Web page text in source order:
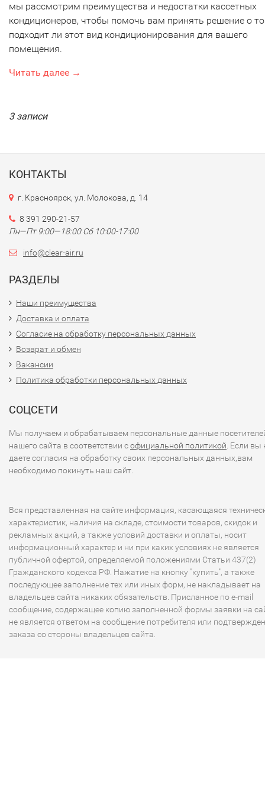
мы рассмотрим преимущества и недостатки кассетных
кондиционеров, чтобы помочь вам принять решение о
подходит ли этот вид кондиционирования для вашего
помещения.
Читать далее →
3 записи
КОНТАКТЫ
г. Красноярск, ул. Молокова, д. 14
8 391 290-21-57
Пн—Пт 9:00—18:00 Сб 10:00-17:00
info@clear-air.ru
РАЗДЕЛЫ
Наши преимущества
Доставка и оплата
Согласие на обработку персональных данных
Возврат и обмен
Вакансии
Политика обработки персональных данных
СОЦСЕТИ
Мы получаем и обрабатываем персональные данные
нашего сайта в соответствии софициальной политикой . Если вы
даете согласия на обработку своих персональных данных,вам
необходимо покинуть наш сайт.
Вся представленная на сайте информация, касающаяся
характеристик, наличия на складе, стоимости товаров, скидок и
рекламных акций, а также условий доставки и оплаты, носит
информационный характер и ни при каких условиях не является
публичной офертой, определяемой положениями Статьи 437(2)
Гражданского кодекса РФ. Нажатие на кнопку "купить", а также
последующее заполнение тех или иных форм, не накладывает на
владельцев сайта никаких обязательств. Присланное по e-mail
сообщение, содержащее копию заполненной формы заявки на
не является ответом на сообщение потребителя или
заказа со стороны владельцев сайта.